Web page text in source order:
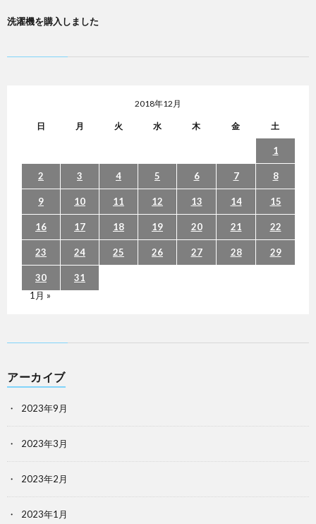
洗濯機を購入しました
2018年12月
日 月 火 水 木 金 土
1
2 3 4 5 6 7 8
9 10 11 12 13 14 15
16 17 18 19 20 21 22
23 24 25 26 27 28 29
30
31
1月 »
アーカイブ
2023年9月
2023年3月
2023年2月
2023年1月